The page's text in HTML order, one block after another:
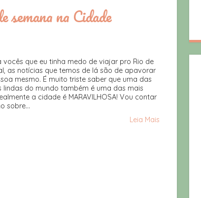
na Cidade
vocês que eu tinha medo de viajar pro Rio de
as notícias que temos de lá são de apavorar
mesmo. É muito triste saber que uma das
lindas do mundo também é uma das mais
a cidade é MARAVILHOSA! Vou contar
sobre...
Leia Mais